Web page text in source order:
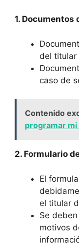
1.
del titular
caso de
Contenido
programar mi
2. Formulario
El
el titular
Se‍
motivos​